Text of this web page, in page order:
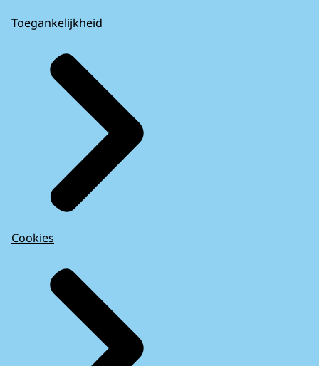
Toegankelijkheid
Cookies